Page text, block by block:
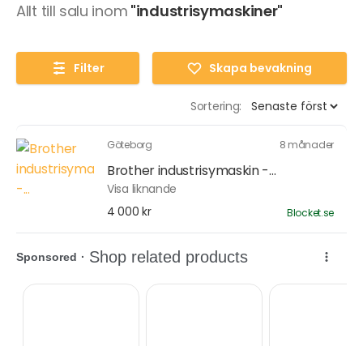
Allt till salu inom "industrisymaskiner"
Filter Skapa bevakning
Sortering:
Göteborg 8 månader
Brother industrisymaskin -...
Visa liknande
4 000 kr
Blocket.se